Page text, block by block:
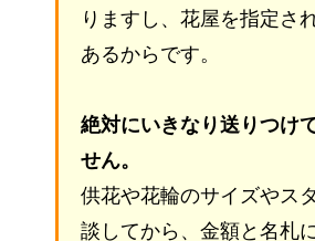
りますし、花屋を指定さ
あるからです。
絶対にいきなり送りつけ
せん。
供花や花輪のサイズやス
談してから、金額と名札